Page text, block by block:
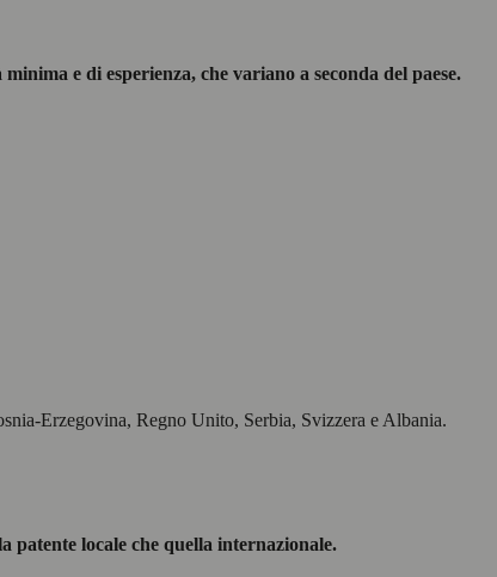
e di esperienza, che variano a seconda del paese.
Erzegovina, Regno Unito, Serbia, Svizzera e Albania.
patente locale che quella internazionale.